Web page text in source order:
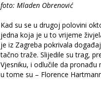
foto: Mladen Obrenović
Kad su se u drugoj polovini
jedna koja je u to vrijeme
je iz Zagreba pokrivala
tačno traže. Slijedile su trag,
Vjesniku, i odlučile da
u tome su – Florence